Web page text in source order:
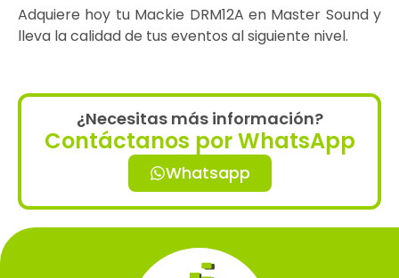
Adquiere hoy tu Mackie DRM12A en Master Sound y
lleva la calidad de tus eventos al siguiente nivel.
¿Necesitas más información?
Contáctanos por WhatsApp
Whatsapp